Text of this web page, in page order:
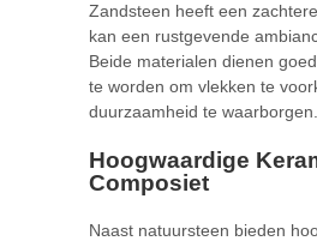
Zandsteen heeft een
kan een rustgevende
Beide materialen dienen
te worden om vlekken te
duurzaamheid te waarborgen.
Hoogwaardige
Composiet
Naast natuursteen bieden